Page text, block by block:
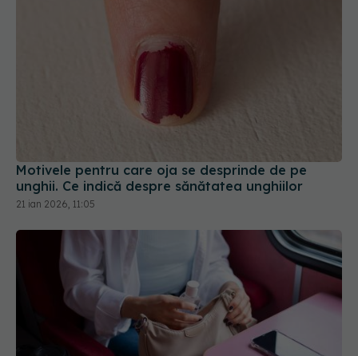
Motivele pentru care oja se desprinde de pe
unghii. Ce indică despre sănătatea unghiilor
21 ian 2026, 11:05